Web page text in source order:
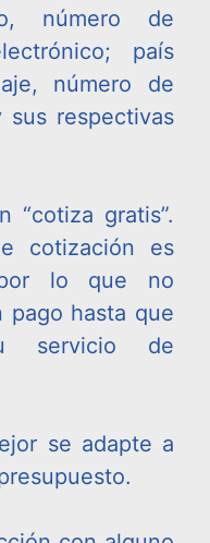
número de
país
número de
respectivas
gratis”.
cotización es
lo que no
pago hasta que
servicio de
se adapte a